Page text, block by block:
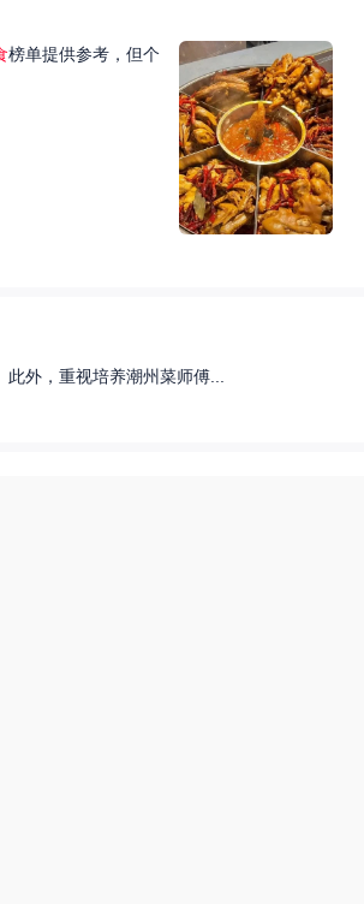
榜单提供参考，但个
此外，重视培养潮州菜师傅...